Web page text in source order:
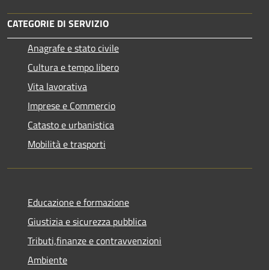
CATEGORIE DI SERVIZIO
Anagrafe e stato civile
Cultura e tempo libero
Vita lavorativa
Imprese e Commercio
Catasto e urbanistica
Mobilità e trasporti
Educazione e formazione
Giustizia e sicurezza pubblica
Tributi,finanze e contravvenzioni
Ambiente